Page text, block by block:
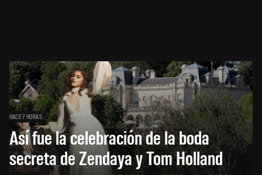
HACE 7 HORAS
Así fue la celebración de la boda
secreta de Zendaya y Tom Holland